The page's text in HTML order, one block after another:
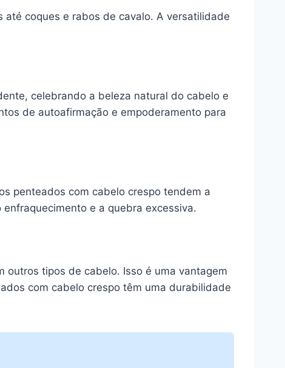
coques e rabos de cavalo. A versatilidade
celebrando a beleza natural do cabelo e
de autoafirmação e empoderamento para
penteados com cabelo crespo tendem a
e a quebra excessiva.
outros tipos de cabelo. Isso é uma vantagem
com cabelo crespo têm uma durabilidade